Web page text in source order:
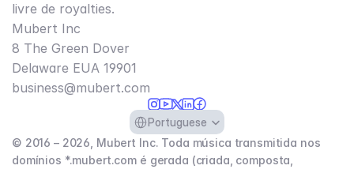
livre de royalties.
Mubert Inc
8 The Green Dover
Delaware EUA 19901​
business@mubert.com
Select Language
Portuguese
© 2016 – 2026, Mubert Inc. Toda música transmitida nos
domínios *.mubert.com é gerada (criada, composta,